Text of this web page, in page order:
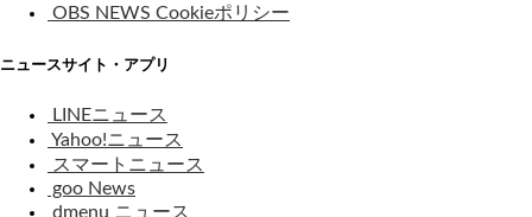
OBS NEWS Cookieポリシー
ニュースサイト・アプリ
LINEニュース
Yahoo!ニュース
スマートニュース
goo News
dmenu ニュース